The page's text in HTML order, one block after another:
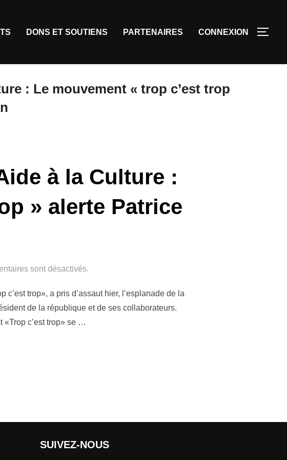
DONS ET SOUTIENS PARTENAIRES CONNEXION
: Le mouvement « trop c’est trop
à la Culture :
» alerte Patrice
sont désactivés.
trop», a pris d’assaut hier, l’esplanade de la
de la république et de ses collaborateurs.
«Trop c’est trop» se …
SUIVEZ-NOUS